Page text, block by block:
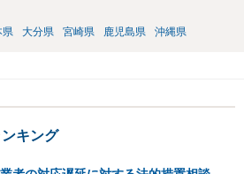
県 大分県 宮崎県 鹿児島県 沖縄県
キング